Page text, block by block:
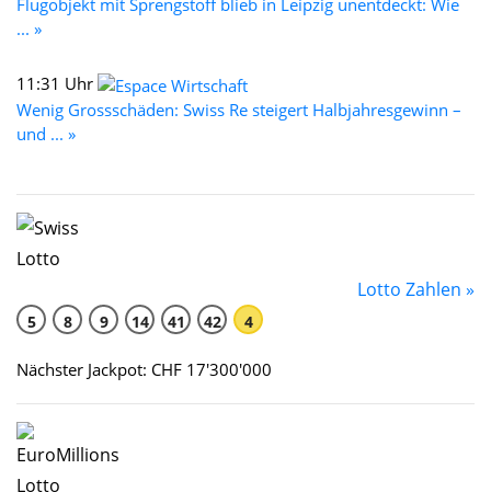
... »
11:31 Uhr
Wenig Grossschäden: Swiss Re steigert Halbjahresgewinn –
und ... »
Lotto Zahlen »
5 8 9 14 41 42 4
Nächster Jackpot: CHF 17'300'000